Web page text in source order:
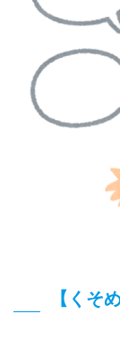
【くそ